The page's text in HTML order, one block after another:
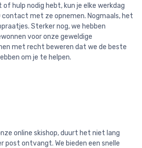
of hulp nodig hebt, kun je elke werkdag
contact met ze opnemen. Nogmaals, het
Sterker nog, we hebben
voor onze geweldige
met recht beweren dat we de beste
om je te helpen.
online skishop, duurt het niet lang
post ontvangt. We bieden een snelle